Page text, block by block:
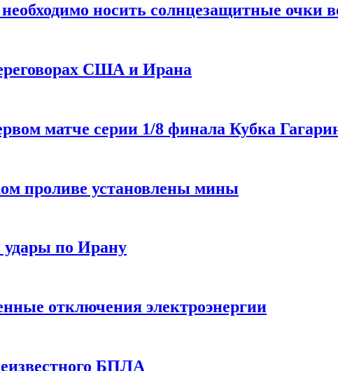
носить солнцезащитные очки
США и Ирана
матче серии 1/8 финала Кубка
проливе установлены мины
удары по Ирану
отключения электроэнергии
БПЛА